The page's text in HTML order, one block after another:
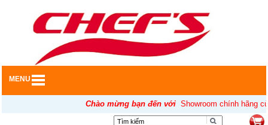
MENU
Chào mừng bạn đến vớiShowroom chính hãng của